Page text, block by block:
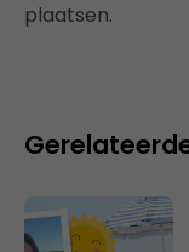
plaatsen.